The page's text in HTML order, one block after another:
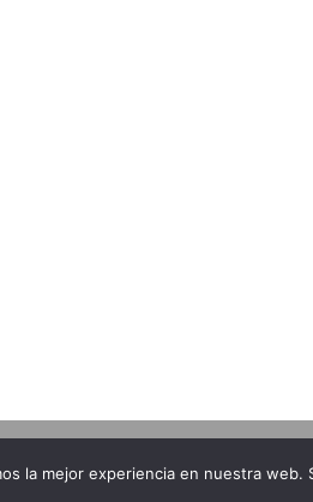
la mejor experiencia en nuestra